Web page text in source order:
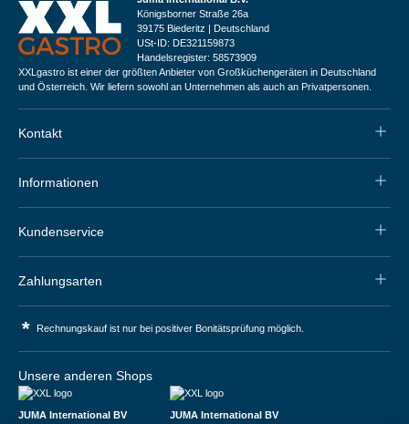
Königsborner Straße 26a
39175 Biederitz | Deutschland
USt-ID: DE321159873
Handelsregister: 58573909
XXLgastro ist einer der größten Anbieter von Großküchengeräten in Deutschland
und Österreich. Wir liefern sowohl an Unternehmen als auch an Privatpersonen.
Kontakt
Informationen
Kundenservice
Zahlungsarten
* Rechnungskauf ist nur bei positiver Bonitätsprüfung möglich.
Unsere anderen Shops
JUMA International BV
JUMA International BV